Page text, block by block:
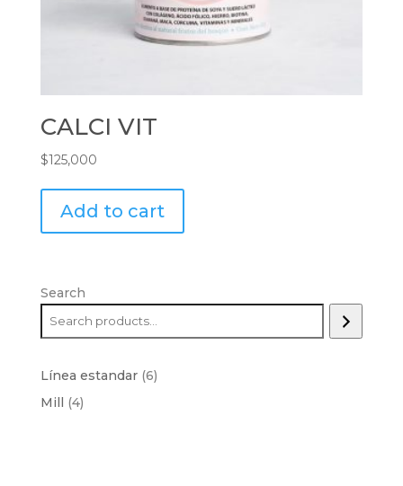
CALCI VIT
$125,000
Add to cart
Search
Línea estandar 66
Mill 44